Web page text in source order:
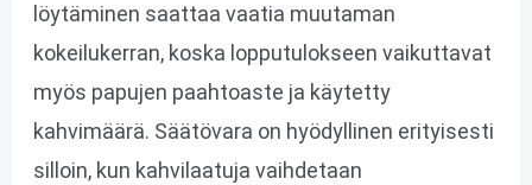
löytäminen saattaa vaatia muutaman
kokeilukerran, koska lopputulokseen vaikuttavat
myös papujen paahtoaste ja käytetty
kahvimäärä. Säätövara on hyödyllinen erityisesti
silloin, kun kahvilaatuja vaihdetaan